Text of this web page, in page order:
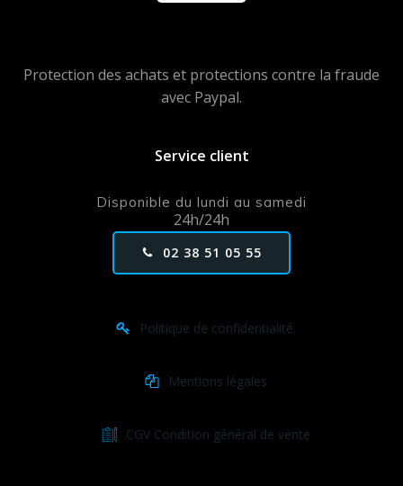
Protection des achats et protections contre la fraude
avec Paypal.
Service client
Disponible du lundi au samedi
24h/24h
02 38 51 05 55
Politique de confidentialité.
Mentions légales
CGV Condition général de vente